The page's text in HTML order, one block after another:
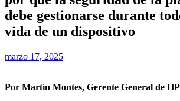
debe gestionarse durante
vida de un dispositivo
marzo 17, 2025
Por Martín Montes, Gerente General de